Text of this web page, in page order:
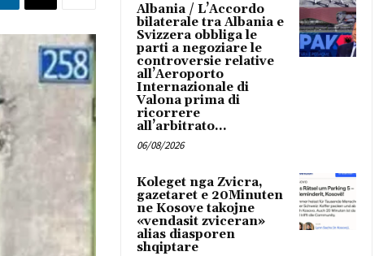
Albania / L’Accordo
bilaterale tra Albania e
Svizzera obbliga le
parti a negoziare le
controversie relative
all’Aeroporto
Internazionale di
Valona prima di
ricorrere
all’arbitrato...
06/08/2026
Koleget nga Zvicra,
gazetaret e 20Minuten
ne Kosove takojne
«vendasit zviceran»
alias diasporen
shqiptare